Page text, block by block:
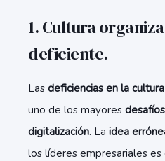
1. Cultura
deficiente.
Las deficiencias en la
uno de los mayores
digitalización. La idea
los líderes empresariales es